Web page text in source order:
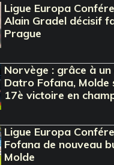
Ligue Europa
Alain Gradel décisif
Prague
Norvège : grâce à un
Datro Fofana, Molde
17è victoire en
Ligue Europa
Fofana de nouveau
Molde